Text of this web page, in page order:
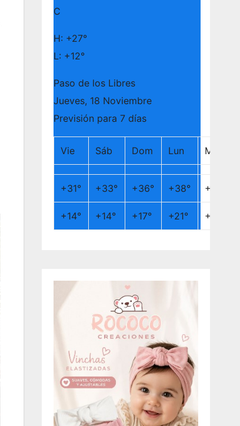
C
H: +27°
L: +12°
Paso de los Libres
Jueves, 18 Noviembre
Previsión para 7 días
Vie Sáb Dom Lun Mar
+31° +33° +36° +38° +
+14° +14° +17° +21° +